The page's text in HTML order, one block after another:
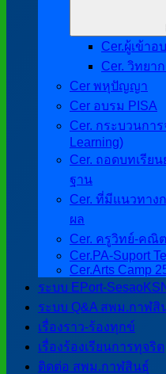
Cer.ผู้เข้า
Cer. วิทยา
Cer พหุปัญญา
Cer อบรม PISA
Cer. กระบวนการ
Learning)
Cer. ถอดบทเรีย
ฐาน
Cer. ที่มีแนวทาง
ผล
Cer. ครูวิทย์-คณิ
Cer.PA-Suport
Cer.Arts Camp
ระบบ EPort-
ระบบ Q&A สพม.กาฬสิ
เรื่องราว-ร้องทุกข์
เรื่องร้องเรียนการทุจริต
ติดต่อ สพม.กาฬสินธุ์